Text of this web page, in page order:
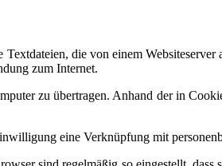
die von einem
zum Internet.
zu übertragen. Anhand der in
eine Verknüpfung mit